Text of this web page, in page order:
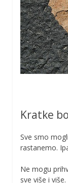
Kratke
Sve smo
rastanemo.
Ne mogu
sve više i više.